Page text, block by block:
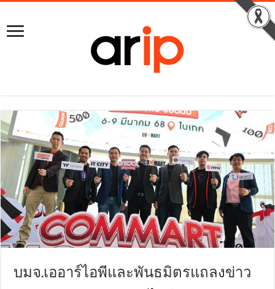
บมจ.เออาร์ไอพีและพันธมิตรแถลงข่าว